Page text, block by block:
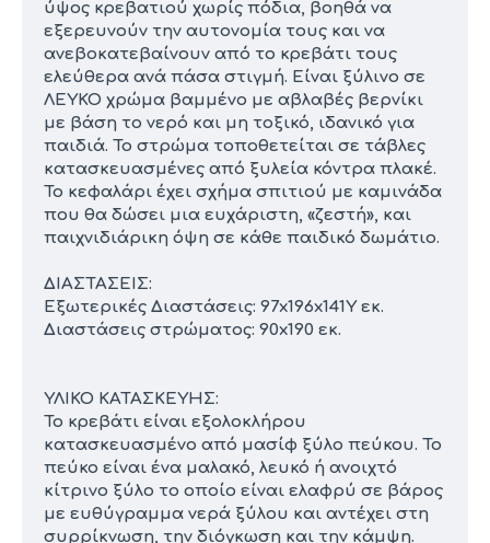
ύψος κρεβατιού χωρίς πόδια, βοηθά να
εξερευνούν την αυτονομία τους και να
ανεβοκατεβαίνουν από το κρεβάτι τους
ελεύθερα ανά πάσα στιγμή. Είναι ξύλινο σε
ΛΕΥΚΟ χρώμα βαμμένο με αβλαβές βερνίκι
με βάση το νερό και μη τοξικό, ιδανικό για
παιδιά. Το στρώμα τοποθετείται σε τάβλες
κατασκευασμένες από ξυλεία κόντρα πλακέ.
Το κεφαλάρι έχει σχήμα σπιτιού με καμινάδα
που θα δώσει μια ευχάριστη, «ζεστή», και
παιχνιδιάρικη όψη σε κάθε παιδικό δωμάτιο.
ΔΙΑΣΤΑΣΕΙΣ:
Εξωτερικές Διαστάσεις: 97x196x141Υ εκ.
Διαστάσεις στρώματος: 90x190 εκ.
ΥΛΙΚΟ ΚΑΤΑΣΚΕΥΗΣ:
Το κρεβάτι είναι εξολοκλήρου
κατασκευασμένο από μασίφ ξύλο πεύκου. Το
πεύκο είναι ένα μαλακό, λευκό ή ανοιχτό
κίτρινο ξύλο το οποίο είναι ελαφρύ σε βάρος
με ευθύγραμμα νερά ξύλου και αντέχει στη
συρρίκνωση, την διόγκωση και την κάμψη.